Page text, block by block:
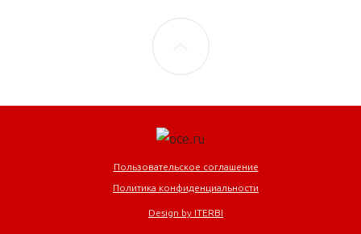
Пользовательское соглашение
Политика конфиденциальности
Design by ITERBI